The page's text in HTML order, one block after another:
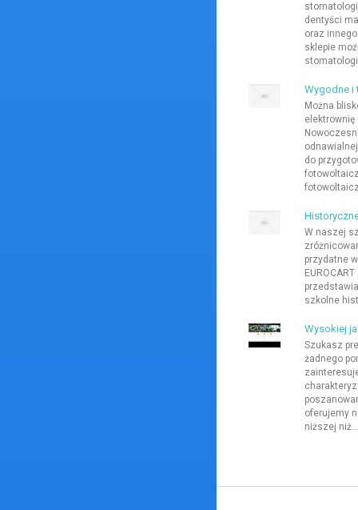
dentyści
oraz
sklepie
Wygodne i
Można
elektrownię
do
W naszej
przydatne
szkolne
Wysokiej
Szukasz
żadnego
oferujemy
niższej